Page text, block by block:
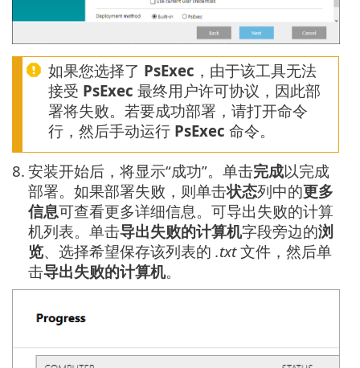
如果您选择了 PsExec ，由于该工具无法
接受 PsExec 最终用户许可协议，因此部
署将失败。若要成功部署，请打开命令
行，然后手动运行 PsExec 命令。
8. 安装开始后，将显示“成功”。单击完成以完成
部署。如果部署失败，则单击状态列中的更多
信息可查看更多详细信息。可导出失败的计算
机列表。单击导出失败的计算机字段旁边的浏
览、选择希望保存该列表的 .txt文件，然后单
击导出失败的计算机。